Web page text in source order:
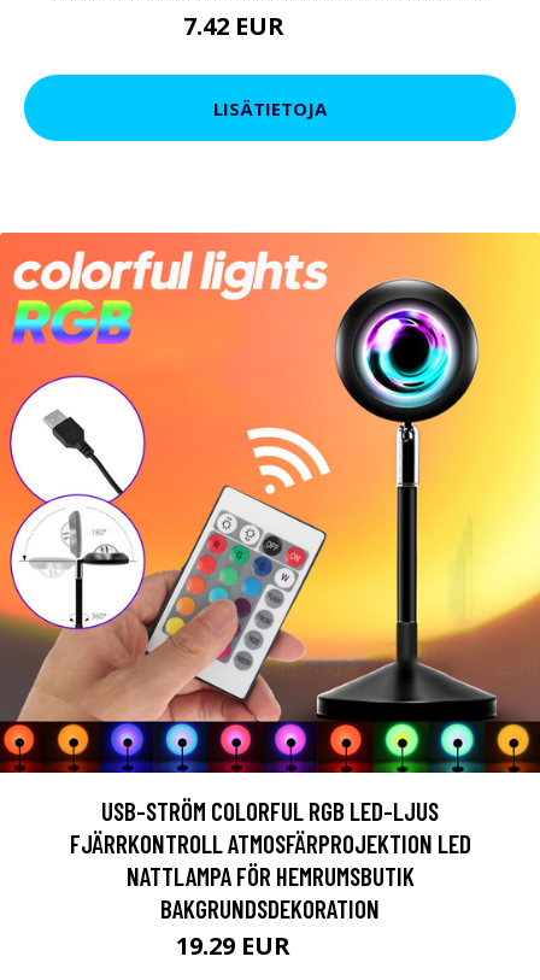
7.42 EUR
LISÄTIETOJA
USB-STRÖM COLORFUL RGB LED-LJUS
FJÄRRKONTROLL ATMOSFÄRPROJEKTION LED
NATTLAMPA FÖR HEMRUMSBUTIK
BAKGRUNDSDEKORATION
19.29 EUR